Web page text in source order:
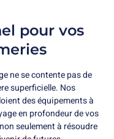
pour vos
ne se contente pas de
superficielle. Nos
des équipements à
en profondeur de vos
seulement à résoudre